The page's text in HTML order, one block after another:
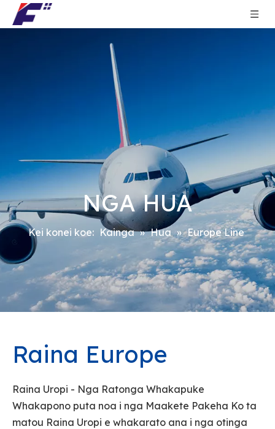
NGA HUA
Kei konei koe: Kainga » Hua » Europe Line
Raina Europe
Raina Uropi - Nga Ratonga Whakapuke
Whakapono puta noa i nga Maakete Pakeha Ko ta
matou Raina Uropi e whakarato ana i nga otinga